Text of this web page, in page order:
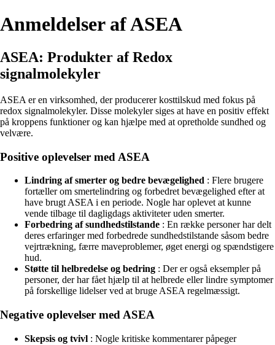
Anmeldelser af ASEA
ASEA: Produkter af Redox
signalmolekyler
ASEA er en virksomhed, der producerer kosttilskud med fokus på
redox signalmolekyler. Disse molekyler siges at have en positiv effekt
på kroppens funktioner og kan hjælpe med at opretholde sundhed og
velvære.
Positive oplevelser med ASEA
Lindring af smerter og bedre bevægelighed : Flere brugere
fortæller om smertelindring og forbedret bevægelighed efter at
have brugt ASEA i en periode. Nogle har oplevet at kunne
vende tilbage til dagligdags aktiviteter uden smerter.
Forbedring af sundhedstilstande : En række personer har delt
deres erfaringer med forbedrede sundhedstilstande såsom bedre
vejrtrækning, færre maveproblemer, øget energi og spændstigere
hud.
Støtte til helbredelse og bedring : Der er også eksempler på
personer, der har fået hjælp til at helbrede eller lindre symptomer
på forskellige lidelser ved at bruge ASEA regelmæssigt.
Negative oplevelser med ASEA
Skepsis og tvivl : Nogle kritiske kommentarer påpeger